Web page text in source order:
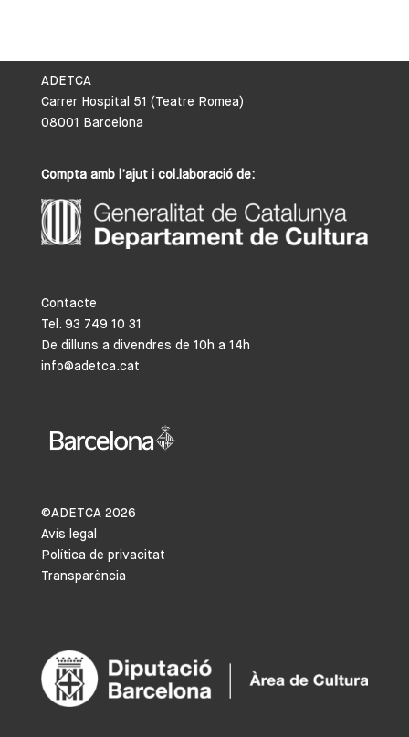
ADETCA
Carrer Hospital 51 (Teatre Romea)
08001 Barcelona
Compta amb l’ajut i col.laboració de:
Contacte
Tel. 93 749 10 31
De dilluns a divendres de 10h a 14h
info@adetca.cat
©ADETCA 2026
Avís legal
Política de privacitat
Transparència